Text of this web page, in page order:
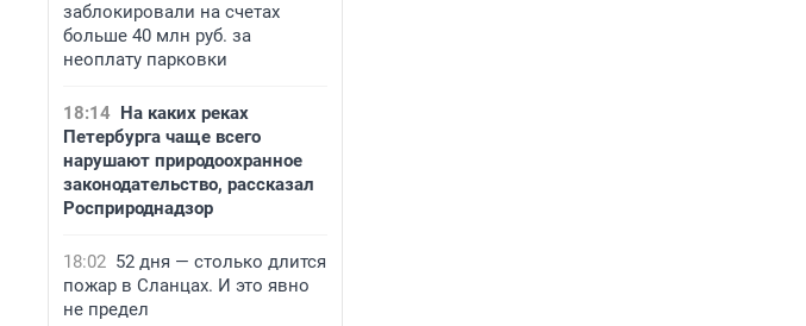
заблокировали на счетах
больше 40 млн руб. за
неоплату парковки
18:14 На каких реках
Петербурга чаще всего
нарушают природоохранное
законодательство, рассказал
Росприроднадзор
18:02 52 дня — столько длится
пожар в Сланцах. И это явно
не предел